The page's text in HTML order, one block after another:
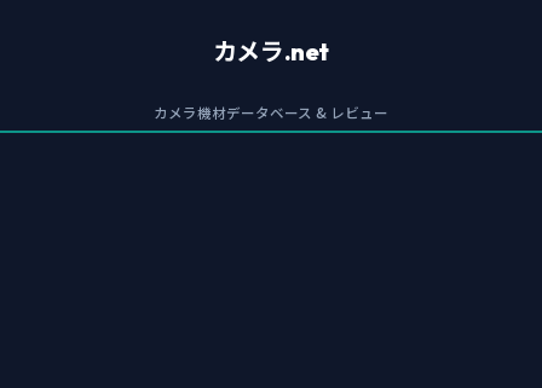
カメラ.net
カメラ機材データベース & レビュー